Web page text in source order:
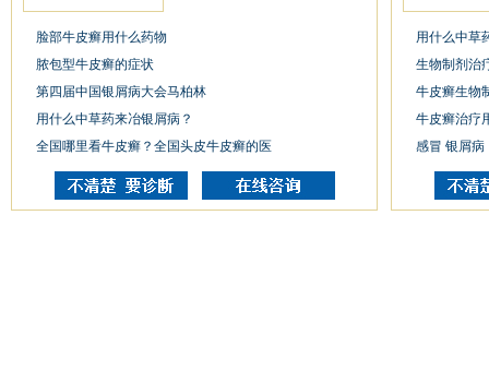
脸部牛皮癣用什么药物
脓包型牛皮癣的症状
第四届中国银屑病大会马柏林
用什么中草药来冶银屑病？
全国哪里看牛皮癣？全国头皮牛皮癣的医
用什么中草
生物制剂治
牛皮癣生物
牛皮癣治疗
感冒 银屑病